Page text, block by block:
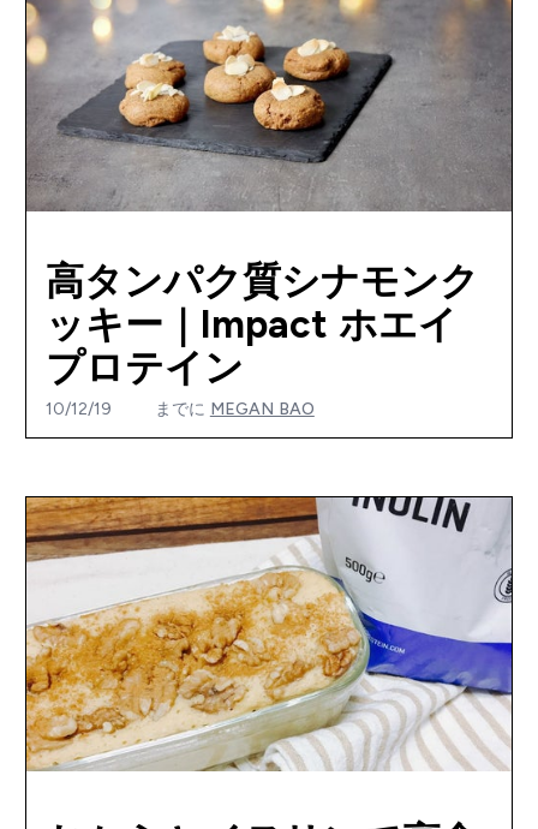
高タンパク質シナモンク
ッキー｜Impact ホエイ
プロテイン
10/12/19 までに MEGAN BAO